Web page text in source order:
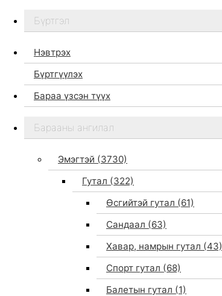
Бидний тухай
Дэлгүүр
Бүртгэл
Нэвтрэх
Бүртгүүлэх
Бараа үзсэн түүх
Барааны ангилал
Эмэгтэй (3730)
Гутал (322)
Өсгийтэй гутал (61)
Сандаал (63)
Хавар, намрын гутал (43)
Спорт гутал (68)
Балетын гутал (1)